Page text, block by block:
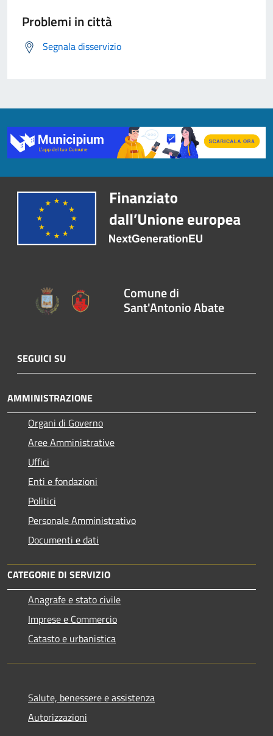
Problemi in città
Segnala disservizio
Comune di
Sant'Antonio Abate
SEGUICI SU
AMMINISTRAZIONE
Organi di Governo
Aree Amministrative
Uffici
Enti e fondazioni
Politici
Personale Amministrativo
Documenti e dati
CATEGORIE DI SERVIZIO
Anagrafe e stato civile
Imprese e Commercio
Catasto e urbanistica
Salute, benessere e assistenza
Autorizzazioni